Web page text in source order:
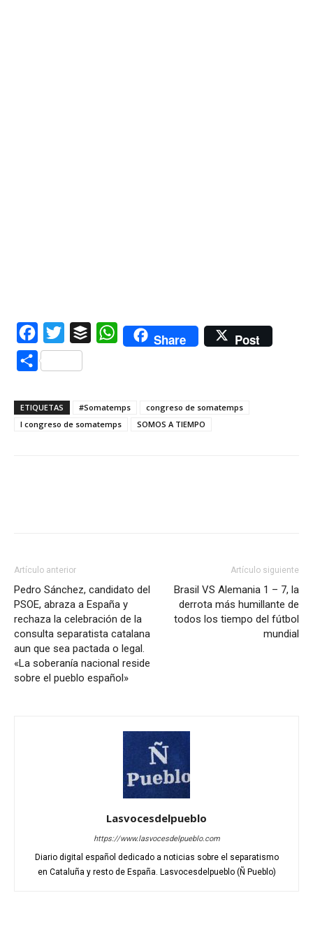
Facebook
Twitter Buffer WhatsAppShare Post
Compartir
ETIQUETAS #Somatemps
congreso de somatemps
I congreso de somatemps
SOMOS A TIEMPO
Artículo anterior
Pedro Sánchez, candidato del
PSOE, abraza a España y
rechaza la celebración de la
consulta separatista catalana
aun que sea pactada o legal.
«La soberanía nacional reside
sobre el pueblo español»
Artículo siguiente
Brasil VS Alemania 1 – 7, la
derrota más humillante de
todos los tiempo del fútbol
mundial
Lasvocesdelpueblo
https://www.lasvocesdelpueblo.com
Diario digital español dedicado a noticias sobre el separatismo
en Cataluña y resto de España. Lasvocesdelpueblo (Ñ Pueblo)